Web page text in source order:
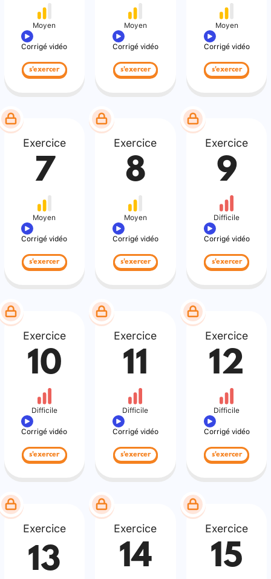
Moyen
Corrigé vidéo
s'exercer
Moyen
Corrigé vidéo
s'exercer
Moyen
Corrigé vidéo
s'exercer
Exercice
7
Moyen
Corrigé vidéo
s'exercer
Exercice
8
Moyen
Corrigé vidéo
s'exercer
Exercice
9
Difficile
Corrigé vidéo
s'exercer
Exercice
10
Difficile
Corrigé vidéo
s'exercer
Exercice
11
Difficile
Corrigé vidéo
s'exercer
Exercice
12
Difficile
Corrigé vidéo
s'exercer
Exercice
13
Exercice
14
Exercice
15